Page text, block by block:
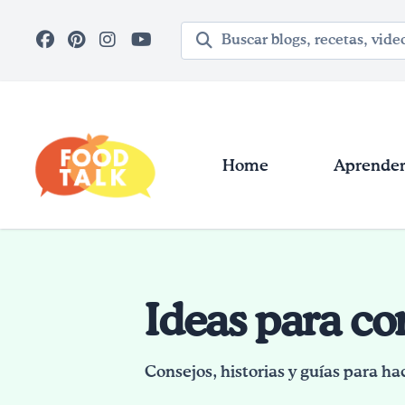
Término de búsqueda
Home
Ideas para
Consejos, historias y guías para